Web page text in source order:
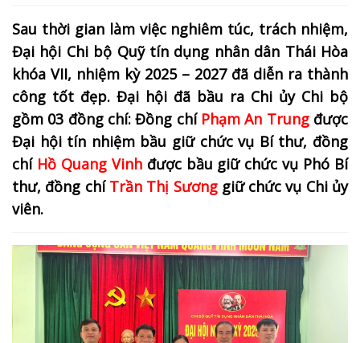
Sau thời gian làm việc nghiêm túc, trách nhiệm,
Đại hội Chi bộ Quỹ tín dụng nhân dân Thái Hòa
khóa VII, nhiệm kỳ 2025 – 2027 đã diễn ra thành
công tốt đẹp. Đại hội đã bầu ra Chi ủy Chi bộ
gồm 03 đồng chí: Đồng chí Phạm An Trungđược
Đại hội tín nhiệm bầu giữ chức vụ Bí thư, đồng
chí Hồ Quang Vinhđược bầu giữ chức vụ Phó Bí
thư, đồng chí Trần Thị Sươnggiữ chức vụ Chi ủy
viên.